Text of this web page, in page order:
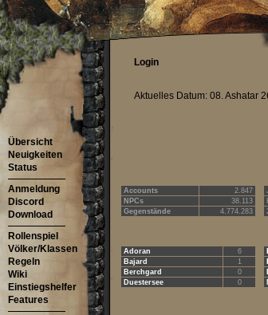
Login
Aktuelles Datum: 08. Ashatar
Übersicht
Neuigkeiten
Status
Anmeldung
Discord
Download
Rollenspiel
Völker/Klassen
Regeln
Wiki
Einstiegshelfer
Features
Accounts
2.847
NPCs
38.113
Gegenstände
4.774.283
Adoran
6
Bajard
1
Berchgard
0
Duestersee
0